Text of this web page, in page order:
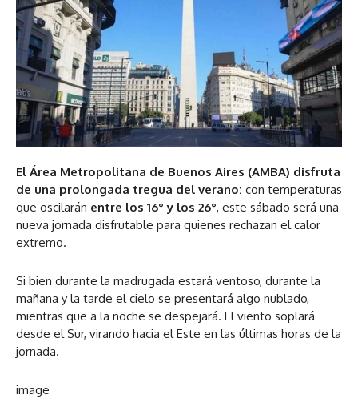
El Área Metropolitana de Buenos Aires (AMBA) disfruta
de una prolongada tregua del verano: con temperaturas
que oscilarán entre los 16° y los 26°, este sábado será una
nueva jornada disfrutable para quienes rechazan el calor
extremo.
Si bien durante la madrugada estará ventoso, durante la
mañana y la tarde el cielo se presentará algo nublado,
mientras que a la noche se despejará. El viento soplará
desde el Sur, virando hacia el Este en las últimas horas de la
jornada.
image